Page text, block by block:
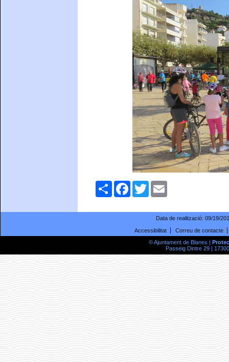
ComparteixFacebookTwitter
Data de realització: 09/19/
Accessibilitat
Correu de contacte
© Ajuntament de Blanes |
Passeig Dintre 29 |